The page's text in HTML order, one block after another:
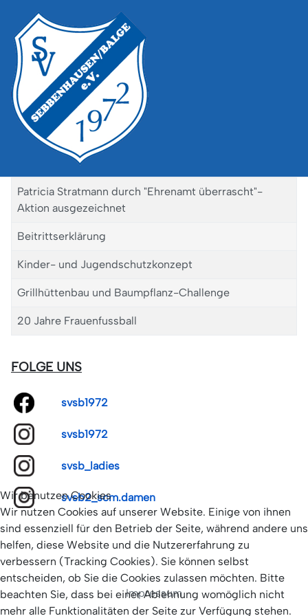
Patricia Stratmann durch "Ehrenamt überrascht"-
Aktion ausgezeichnet
Beitrittserklärung
Kinder- und Jugendschutzkonzept
Grillhüttenbau und Baumpflanz-Challenge
20 Jahre Frauenfussball
FOLGE UNS
svsb1972
svsb1972
svsb_ladies
svsb2_scm.damen
Impressum
Wir benutzen Cookies
Wir nutzen Cookies auf unserer Website. Einige von ihnen
sind essenziell für den Betrieb der Seite, während andere uns
helfen, diese Website und die Nutzererfahrung zu
verbessern (Tracking Cookies). Sie können selbst
entscheiden, ob Sie die Cookies zulassen möchten. Bitte
beachten Sie, dass bei einer Ablehnung womöglich nicht
mehr alle Funktionalitäten der Seite zur Verfügung stehen.